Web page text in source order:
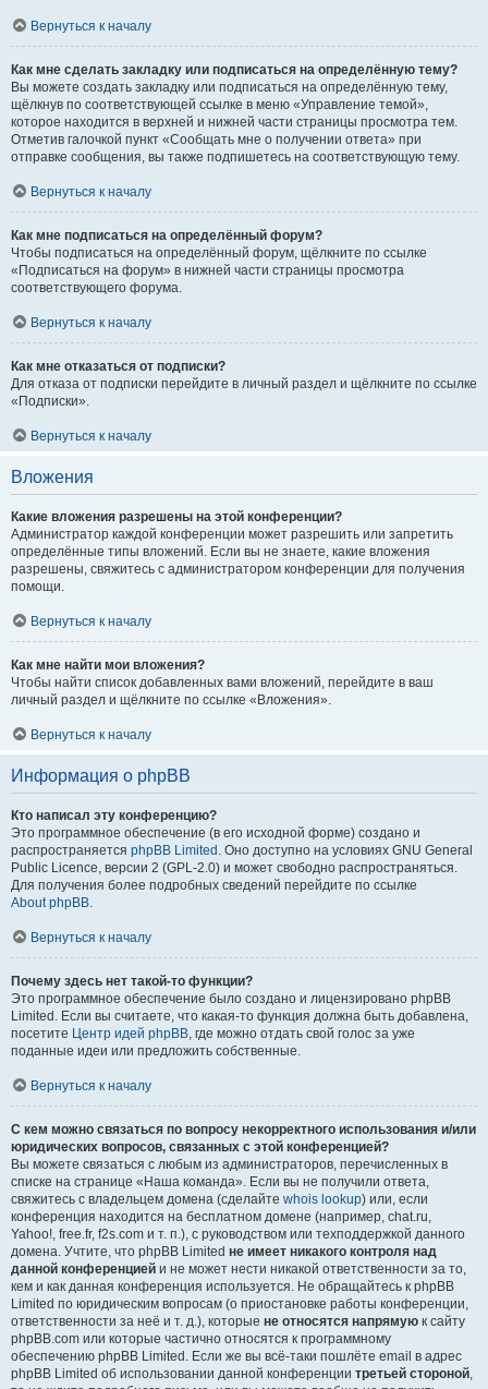
Вернуться к началу
Как мне сделать закладку или подписаться на определённую тему?
Вы можете создать закладку или подписаться на определённую тему,
щёлкнув по соответствующей ссылке в меню «Управление темой»,
которое находится в верхней и нижней части страницы просмотра тем.
Отметив галочкой пункт «Сообщать мне о получении ответа» при
отправке сообщения, вы также подпишетесь на соответствующую тему.
Вернуться к началу
Как мне подписаться на определённый форум?
Чтобы подписаться на определённый форум, щёлкните по ссылке
«Подписаться на форум» в нижней части страницы просмотра
соответствующего форума.
Вернуться к началу
Как мне отказаться от подписки?
Для отказа от подписки перейдите в личный раздел и щёлкните по ссылке
«Подписки».
Вернуться к началу
Вложения
Какие вложения разрешены на этой конференции?
Администратор каждой конференции может разрешить или запретить
определённые типы вложений. Если вы не знаете, какие вложения
разрешены, свяжитесь с администратором конференции для получения
помощи.
Вернуться к началу
Как мне найти мои вложения?
Чтобы найти список добавленных вами вложений, перейдите в ваш
личный раздел и щёлкните по ссылке «Вложения».
Вернуться к началу
Информация о phpBB
Кто написал эту конференцию?
Это программное обеспечение (в его исходной форме) создано и
распространяется phpBB Limited . Оно доступно на условиях GNU General
Public Licence, версии 2 (GPL-2.0) и может свободно распространяться.
Для получения более подробных сведений перейдите по ссылке
About phpBB
Вернуться к началу
Почему здесь нет такой-то функции?
Это программное обеспечение было создано и лицензировано phpBB
Limited. Если вы считаете, что какая-то функция должна быть добавлена,
посетите Центр идей phpBB , где можно отдать свой голос за уже
поданные идеи или предложить собственные.
Вернуться к началу
С кем можно связаться по вопросу некорректного использования и/или
юридических вопросов, связанных с этой конференцией?
Вы можете связаться с любым из администраторов, перечисленных в
списке на странице «Наша команда». Если вы не получили ответа,
свяжитесь с владельцем домена (сделайте whois lookup) или, если
конференция находится на бесплатном домене (например, chat.ru,
Yahoo!, free.fr, f2s.com и т. п.), с руководством или техподдержкой данного
домена. Учтите, что phpBB Limited не имеет никакого контроля над
данной конференцией и не может нести никакой ответственности за то,
кем и как данная конференция используется. Не обращайтесь к phpBB
Limited по юридическим вопросам (о приостановке работы конференции,
ответственности за неё и т. д.), которые не относятся напрямую к сайту
phpBB.com или которые частично относятся к программному
обеспечению phpBB Limited. Если же вы всё-таки пошлёте email в адрес
phpBB Limited об использовании данной конференции третьей стороной